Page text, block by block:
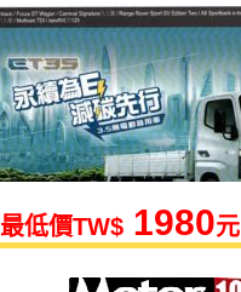
最低價TW$ 1980元